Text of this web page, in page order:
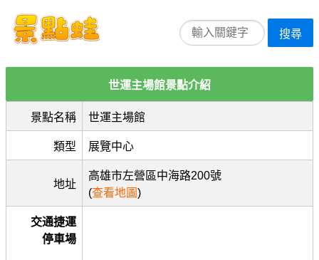
搜尋
世運主場館景點介紹
景點名稱 世運主場館
類型 展覽中心
地址
高雄市左營區中海路200號
(查看地圖)
交通捷運
停車場